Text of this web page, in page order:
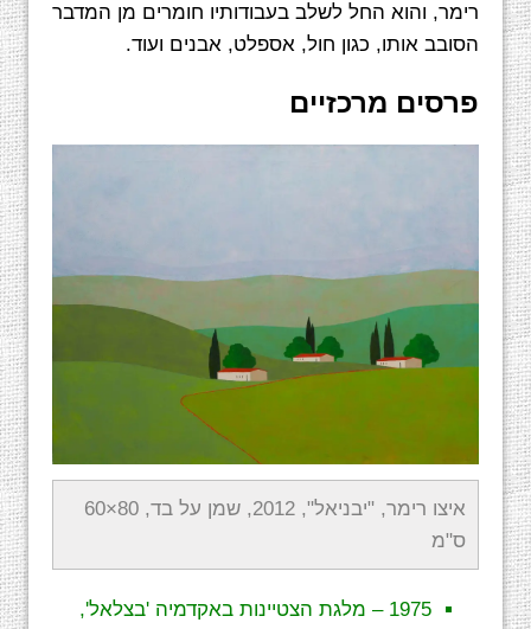
רימר, והוא החל לשלב בעבודותיו חומרים מן המדבר
הסובב אותו, כגון חול, אספלט, אבנים ועוד.
פרסים מרכזיים
איצו רימר, "יבניאל", 2012, שמן על בד, 80×60
ס"מ
1975 – מלגת הצטיינות באקדמיה 'בצלאל',